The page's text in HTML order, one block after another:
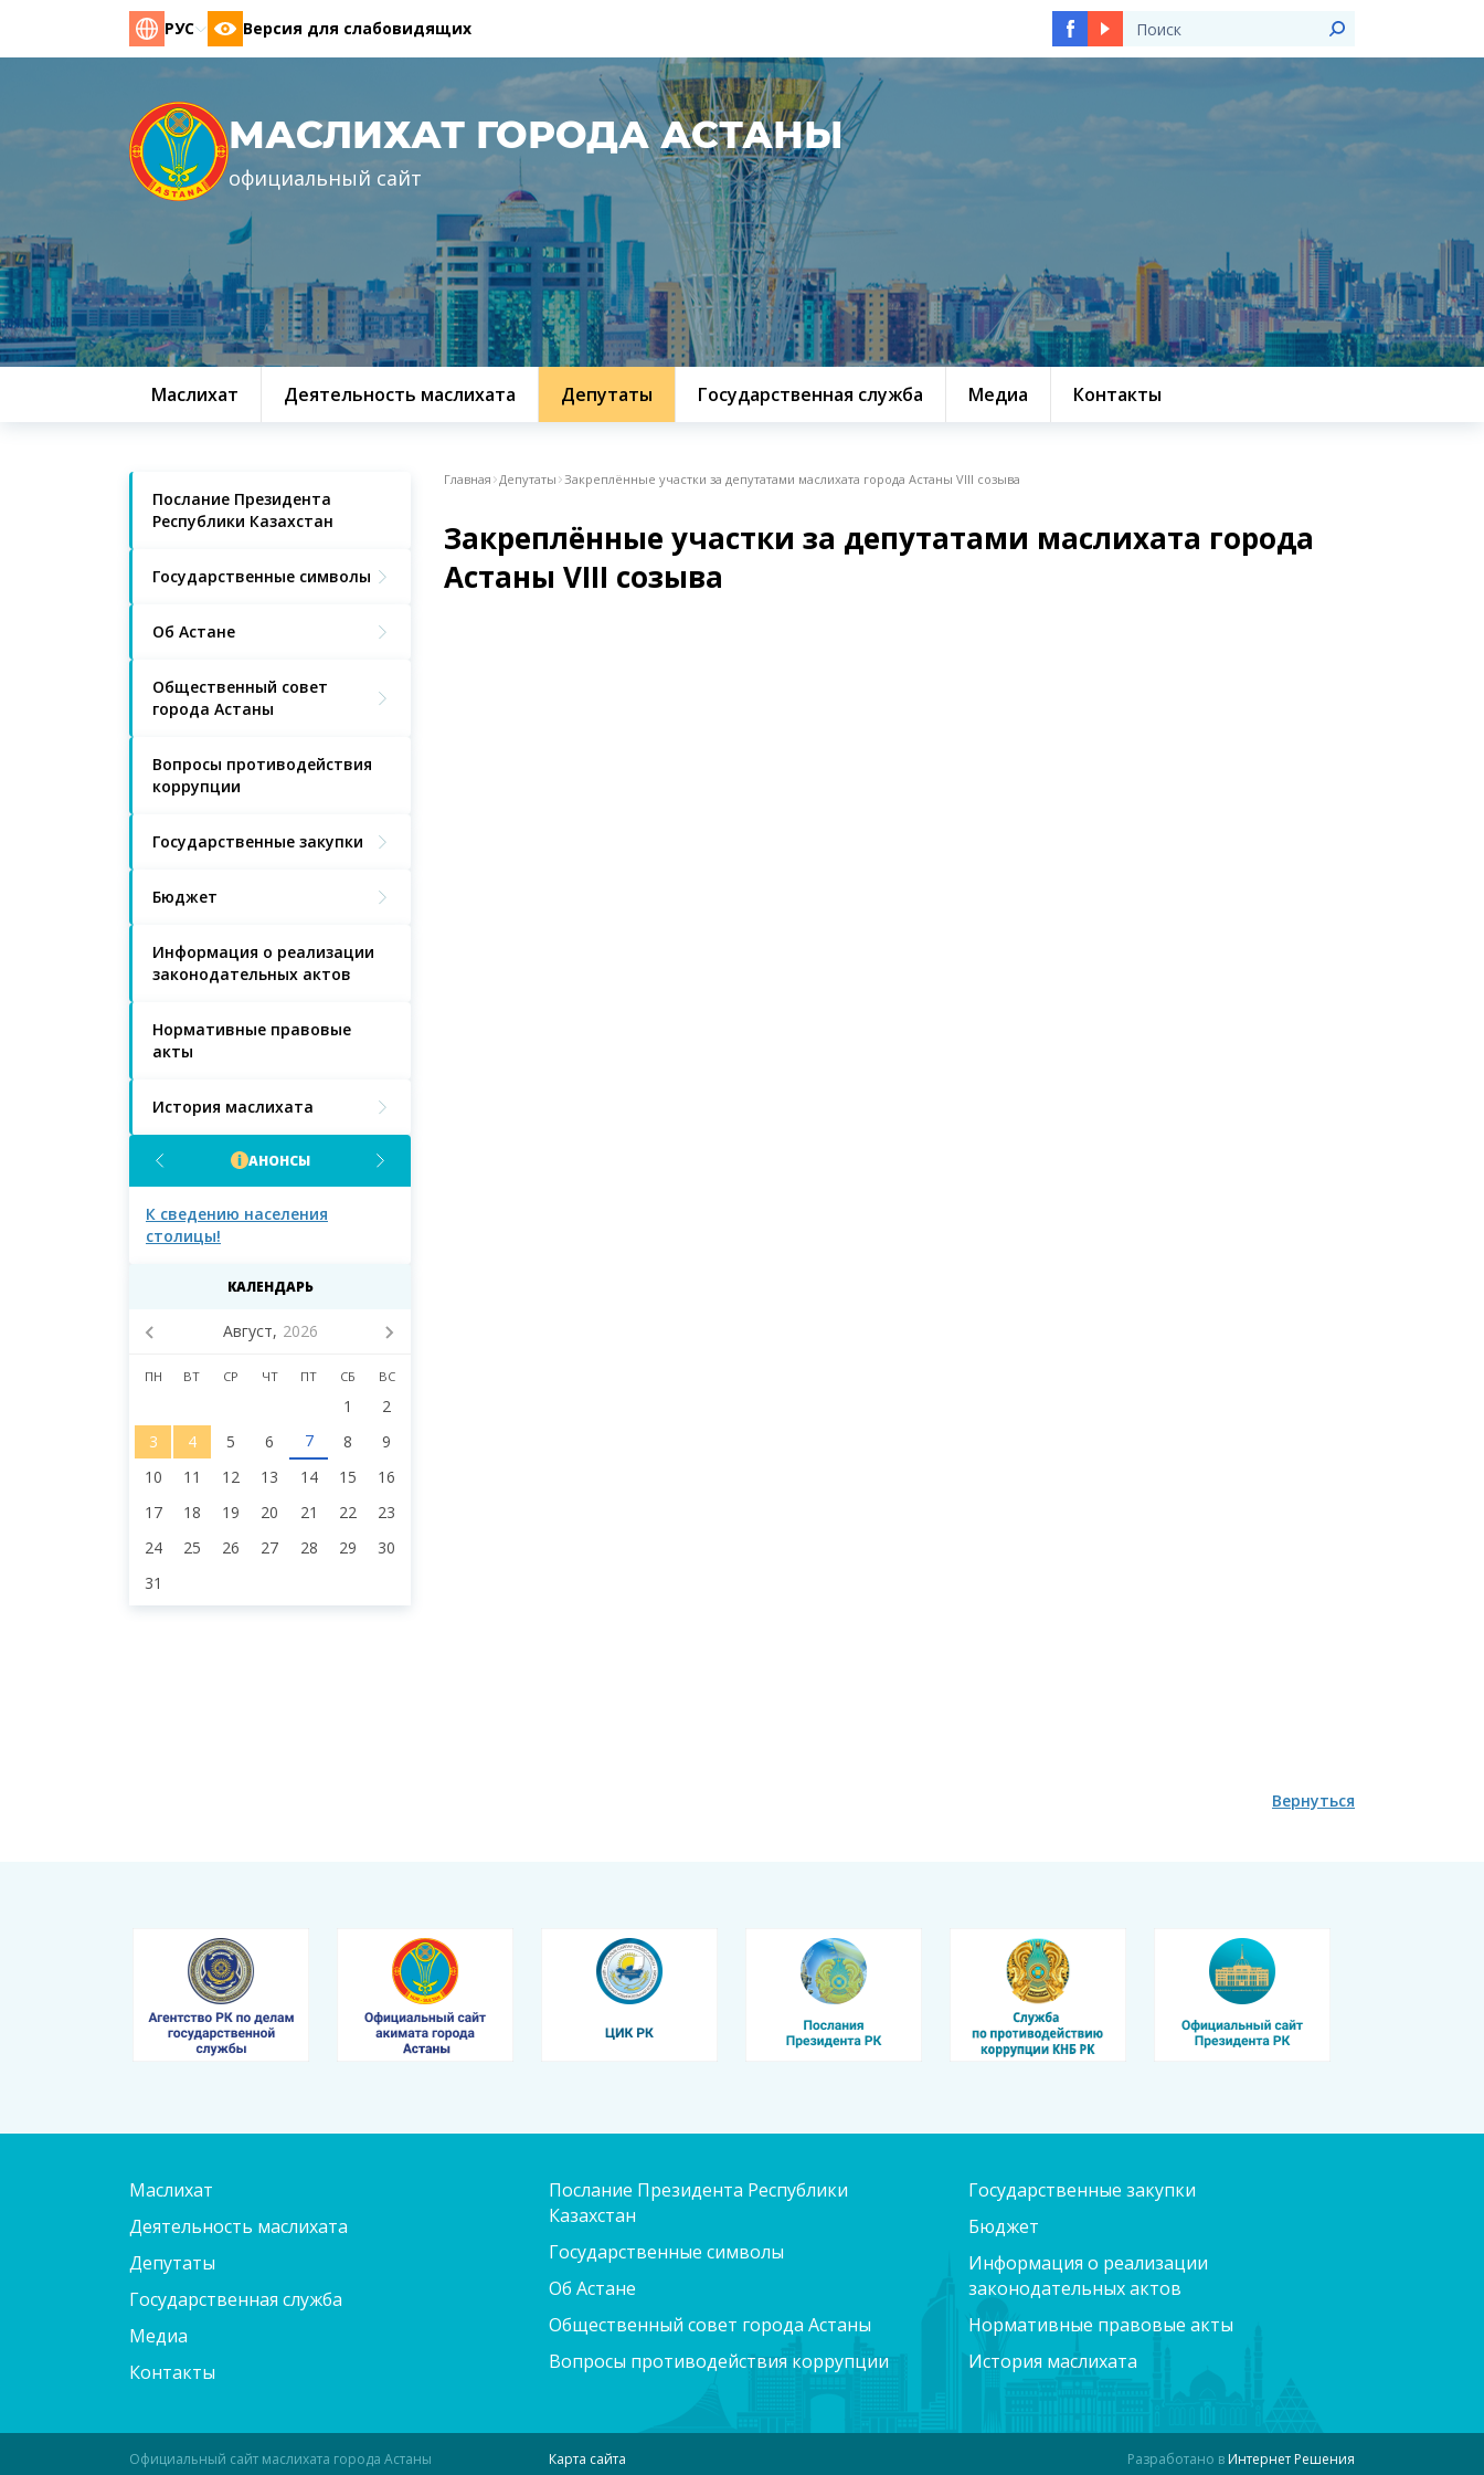
РУС Версия для слабовидящих
МАСЛИХАТ ГОРОДА АСТАНЫ
официальный сайт
Маслихат Деятельность маслихата Депутаты Государственная служба Медиа Контакты
Послание Президента
Республики Казахстан
Государственные символы
Об Астане
Общественный совет
города Астаны
Вопросы противодействия
коррупции
Государственные закупки
Бюджет
Информация о реализации
законодательных актов
Нормативные правовые
акты
История маслихата
АНОНСЫ
К сведению населения города
Астаны!
КАЛЕНДАРЬ
Август, 2026
ПН ВТ СР ЧТ ПТ СБ ВС
1
2
3
4 5 6 7 8
9
10
11 12 13 14 15
16
17
18 19 20 21 22
23
24
25 26 27 28 29
30
31
Главная Депутаты Закреплённые участки за депутатами маслихата города Астаны VIII созыва
Закреплённые участки за депутатами маслихата города
Астаны VIII созыва
Вернуться
Маслихат
Деятельность маслихата
Депутаты
Государственная служба
Медиа
Контакты
Послание Президента Республики
Казахстан
Государственные символы
Об Астане
Общественный совет города Астаны
Вопросы противодействия коррупции
Государственные закупки
Бюджет
Информация о реализации
законодательных актов
Нормативные правовые акты
История маслихата
Официальный сайт маслихата города Астаны Карта сайта Разработано вИнтернет Решения